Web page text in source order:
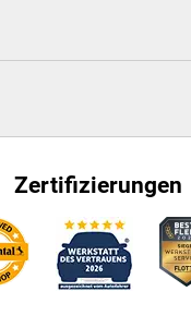
Zertifizierungen